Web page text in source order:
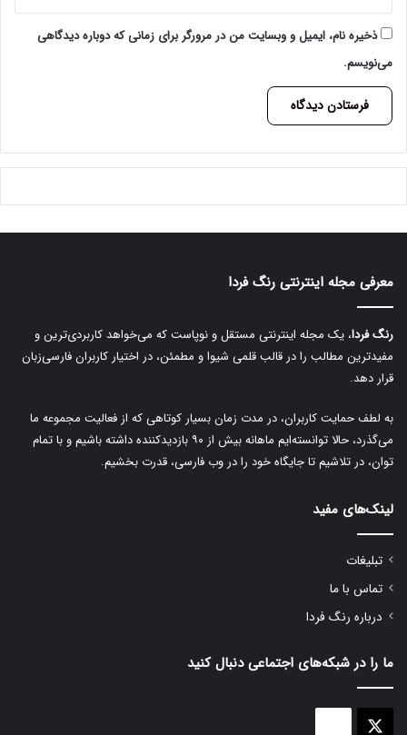
ذخیره نام، ایمیل و وبسایت من در مرورگر برای زمانی که دوباره دیدگاهی
می‌نویسم.
t
e
n
a
t
i
e
:
معرفی مجله اینترنتی رنگ فردا
رنگ فردا، یک مجله اینترنتی مستقل و نوپاست که می‌خواهد کاربردی‌ترین و
مفیدترین مطالب را در قالب قلمی شیوا و مطمئن، در اختیار کاربران فارسی‌زبان
قرار دهد.
به لطف حمایت کاربران، در مدت زمان بسیار کوتاهی که از فعالیت مجموعه ما
می‌گذرد، حالا توانسته‌ایم ماهانه بیش از ۹۰ بازدیدکننده داشته باشیم و با تمام
توان، در تلاشیم تا جایگاه خود را در وب فارسی، قدرت بخشیم.
لینک‌های مفید
تبلیغات
تماس با ما
درباره رنگ فردا
ما را در شبکه‌های اجتماعی دنبال کنید